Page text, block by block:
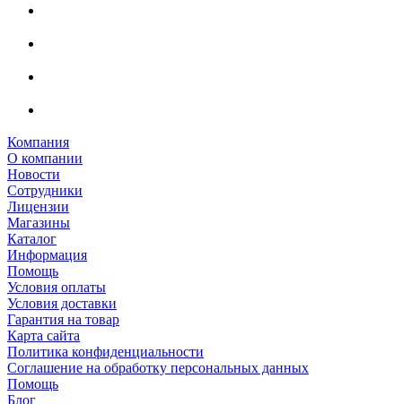
Компания
О компании
Новости
Сотрудники
Лицензии
Магазины
Каталог
Информация
Помощь
Условия оплаты
Условия доставки
Гарантия на товар
Карта сайта
Политика конфиденциальности
Соглашение на обработку персональных данных
Помощь
Блог